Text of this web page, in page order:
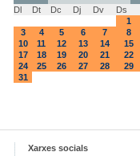
Dl
Dt Dc Dj Dv Ds
1
3
4 5 6 7 8
10
11 12 13 14 15
17
18 19 20 21 22
24
25 26 27 28 29
31
Xarxes socials